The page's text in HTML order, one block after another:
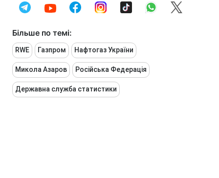
Більше по темі:
RWE Газпром Нафтогаз України
Микола Азаров Російська Федерація
Державна служба статистики